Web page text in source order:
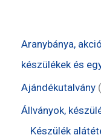
Aranybánya,
készülékek és
Ajándékutalvány
Állványok,
Készülék